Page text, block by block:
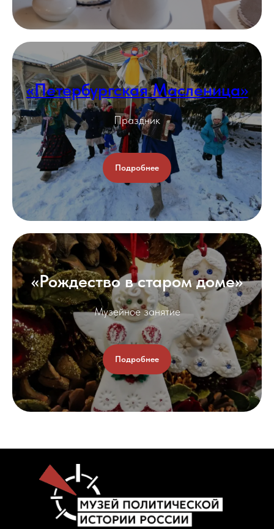
«Петербургская Масленица»
Праздник
Подробнее
«Рождество в старом доме»
Музейное занятие
Подробнее